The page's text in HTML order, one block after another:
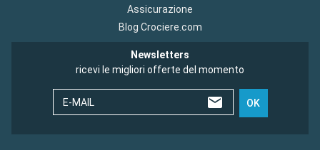
Assicurazione
Blog Crociere.com
Newsletters
ricevi le migliori offerte del momento
E-MAIL OK